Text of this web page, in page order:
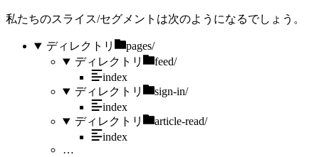
私たちのスライス/セグメントは次のようになるでしょう。
ディレクトリ
pages/
ディレクトリ
feed/
index
ディレクトリ
sign-in/
index
ディレクトリ
article-read/
index
…